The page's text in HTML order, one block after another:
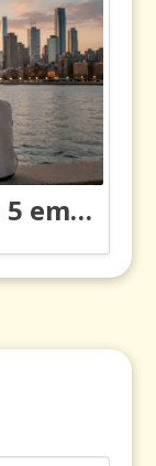
Resiliencia migrante: 5 emociones y cómo gestionarlas